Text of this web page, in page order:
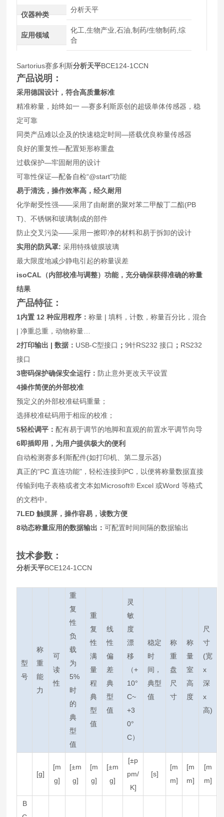
仪器种类
分析天平
应用领域
化工,生物产业,石油,制药/生物制药,综
合
Sartorius赛多利斯分析天平BCE124-1CCN
产品说明：
采用德国设计，符合高质量标准
精准称量，始终如一 —赛多利斯原创的超级单体传感器，稳
定可靠
同类产品难以企及的快速稳定时间—搭载优良称量传感器
良好的重复性—配置矩形称重盘
过载保护—牢固耐用的设计
可靠性保证—配备自检“@start"功能
易于清洗，操作效率高，经久耐用
化学耐受性强——采用了由耐磨的聚对苯二甲酸丁二酯(PB
T)、不锈钢和玻璃制成的部件
防止交叉污染——采用一擦即净的材料和易于拆卸的设计
实用的防风罩: 采用特殊镀膜玻璃
最大限度地减少静电引起的称量误差
isoCAL （内部校准与调整）功能，充分确保获得准确的称量
结果
产品特征：
1内置 12 种应用程序：称量 | 填料，计数，称量百分比，混合
| 净重总重，动物称量…
2打印输出 | 数据： USB-C型接口 ；9针RS232 接口 ； RS232
接口
3密码保护确保安全运行： 防止意外更改天平设置
4操作简便的外部校准
预定义的外部校准砝码重量；
选择校准砝码用于相应的校准；
5轻松调平：配有易于调节的地脚和直观的前置水平调节向导
6即插即用，为用户提供极大的便利
自动检测赛多利斯配件(如打印机、第二显示器)
真正的“PC 直连功能"，轻松连接到PC，以便将称量数据直接
传输到电子表格或者文本如Microsoft® Excel 或Word 等格式
的文档中。
7LED触摸屏，操作容易，读数方便
8动态称量应用的数据输出：可配置时间间隔的数据输出
技术参数：
分析天平BCE124-1CCN
型
号
称
重
能
力
可
读
性
重
复
性
负
载
为
5%
时
的
典
型
值
重
复
性
满
量
程
典
型
值
线
性
偏
差
典
型
值
灵
敏
度
漂
移
（+
10°
C~
+3
0°
C）
稳定
时
间，
典型
值
称
重
盘
尺
寸
称
量
室
高
度
尺
寸
(宽
x
深
x
高)
[g]
[m
g]
[±m
g]
[m
g]
[±m
g]
[±p
pm/
K]
[s]
[m
m]
[m
m]
[m
m]
B